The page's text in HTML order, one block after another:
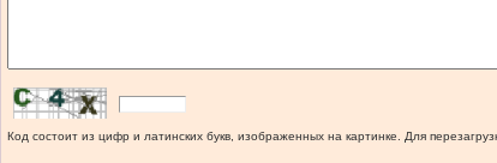
Код состоит из цифр и латинских букв, изображенных на картинке. Для